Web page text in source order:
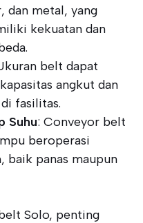
dan metal, yang
kekuatan dan
belt dapat
angkut dan
fasilitas.
Suhu: Conveyor belt
beroperasi
baik panas maupun
Solo, penting